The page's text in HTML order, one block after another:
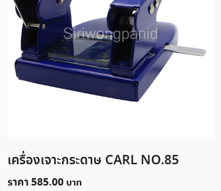
เครื่องเจาะกระดาษ CARL NO.85
ราคา 585.00